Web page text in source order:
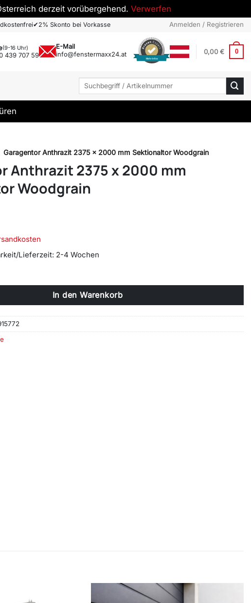
derzeit vorübergehend. Verwerfen
✔2% Skonto bei Vorkasse Anmelden / Registrieren
(9-16 Uhr)
439 707 59
E-Mail
info@fenstermaxx24.at
Mehr Infos
0,00€ 0
Suchen
Garagentor Anthrazit 2375 x 2000 mm Sektionaltor Woodgrain
Anthrazit 2375 x 2000 mm
Woodgrain
Lieferzeit: 2-4 Wochen
2375 x 2000 mm Sektionaltor Woodgrain Menge
In den Warenkorb